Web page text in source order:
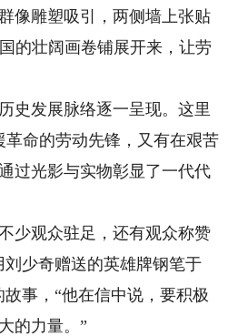
像雕塑吸引，两侧墙上张贴
的壮阔画卷铺展开来，让劳
发展脉络逐一呈现。这里
命的劳动先锋，又有在艰苦
过光影与实物彰显了一代代
观众驻足，还有观众称赞
少奇赠送的英雄牌钢笔于
事，“他在信中说，要积极
的力量。”